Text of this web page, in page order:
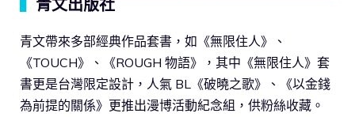
青文出版社
青文帶來多部經典作品套書，如《無限住人》、
《TOUCH》、《ROUGH 物語》，其中《無限住人》套
書更是台灣限定設計，人氣 BL《破曉之歌》、《以金錢
為前提的關係》更推出漫博活動紀念組，供粉絲收藏。